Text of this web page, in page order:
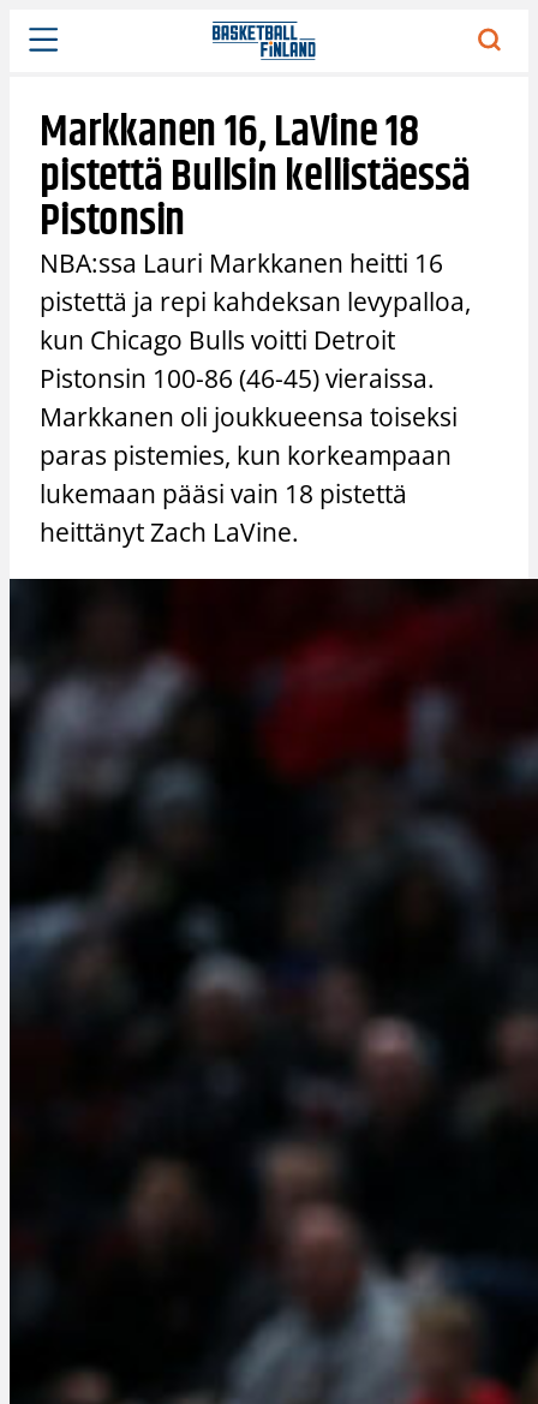
Siirry
sisältöön
Markkanen 16, LaVine 18
pistettä Bullsin kellistäessä
Pistonsin
NBA:ssa Lauri Markkanen heitti 16
pistettä ja repi kahdeksan levypalloa,
kun Chicago Bulls voitti Detroit
Pistonsin 100-86 (46-45) vieraissa.
Markkanen oli joukkueensa toiseksi
paras pistemies, kun korkeampaan
lukemaan pääsi vain 18 pistettä
heittänyt Zach LaVine.